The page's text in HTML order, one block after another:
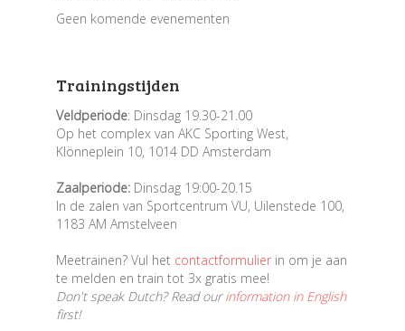
Geen komende evenementen
Trainingstijden
Veldperiode: Dinsdag 19.30-21.00
Op het complex van AKC Sporting West,
Klönneplein 10, 1014 DD Amsterdam
Zaalperiode:Dinsdag 19:00-20.15
In de zalen van Sportcentrum VU, Uilenstede 100,
1183 AM Amstelveen
Meetrainen? Vul het contactformulierin om je aan
te melden en train tot 3x gratis mee!
Don't speak Dutch? Read ourinformation in English
first!